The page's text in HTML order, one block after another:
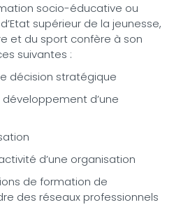
socio-éducative ou
supérieur de la jeunesse,
et du sport confère à son
suivantes :
décision stratégique
d’une
d’une organisation
de formation de
des réseaux professionnels